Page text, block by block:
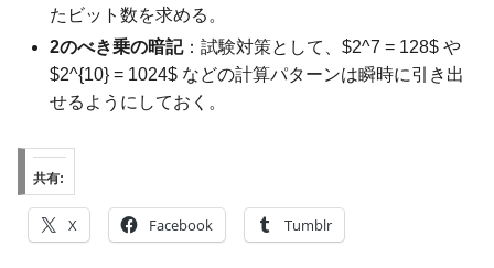
たビット数を求める。
2のべき乗の暗記：試験対策として、$2^7 = 128$ や
$2^{10} = 1024$ などの計算パターンは瞬時に引き出
せるようにしておく。
共有:
X Facebook Tumblr